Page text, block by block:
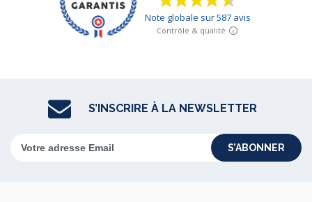
S’INSCRIRE À LA NEWSLETTER
S’ABONNER